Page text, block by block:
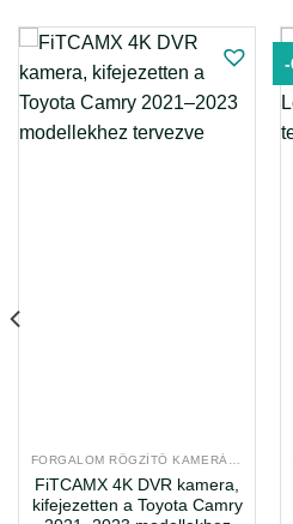
FiTCAMX 4K DVR kamera,
kifejezetten a Toyota Camry
-